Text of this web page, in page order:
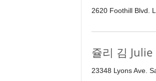
2620 Foothill Blvd.
쥴리 김
23348 Lyons Ave.